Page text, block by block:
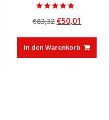
5.00
von 5
€83,32 Ursprünglicher
war:
€83,32
€50,01
ist:
€50,01.
In den Warenkorb